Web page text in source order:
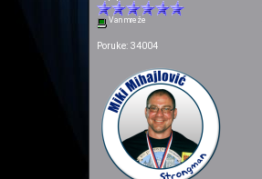
Van mreže
Poruke: 34004